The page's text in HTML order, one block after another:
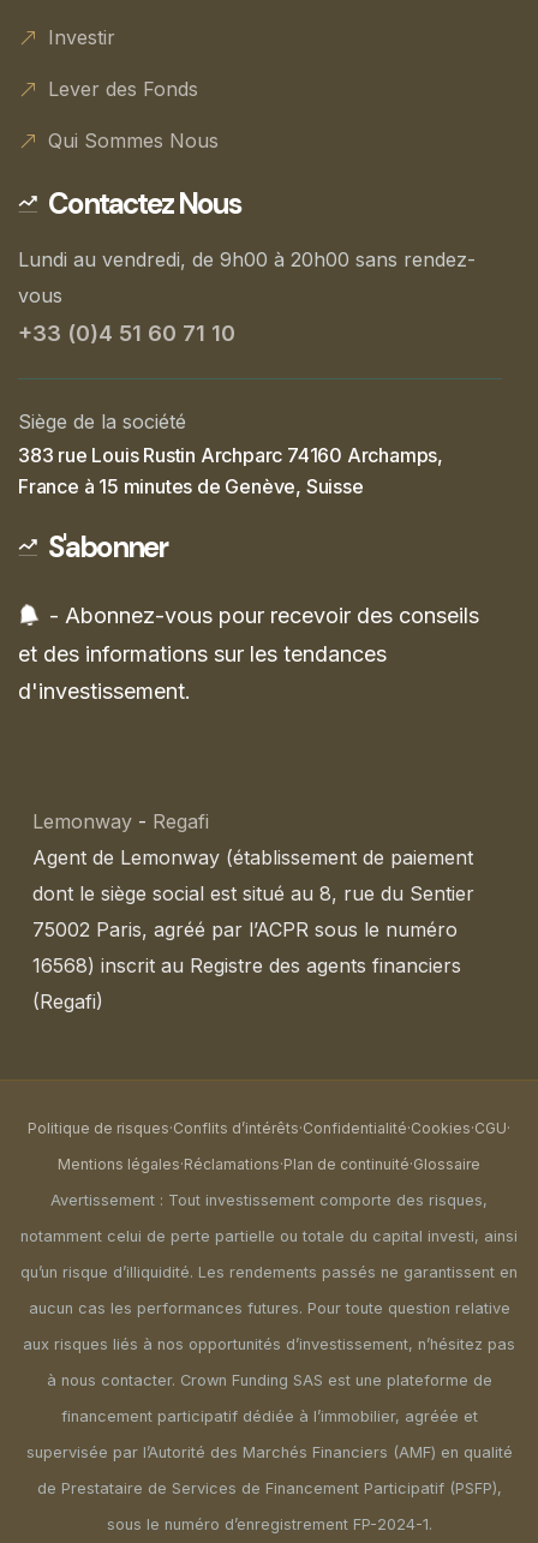
Investir
Lever des Fonds
Qui Sommes Nous
Contactez Nous
Lundi au vendredi, de 9h00 à 20h00 sans rendez-
vous
+33 (0)4 51 60 71 10
Siège de la société
383 rue Louis Rustin Archparc 74160 Archamps,
France à 15 minutes de Genève, Suisse
S'abonner
- Abonnez-vous pour recevoir des conseils
et des informations sur les tendances
d'investissement.
Lemonway - Regafi
Agent de Lemonway (établissement de paiement
dont le siège social est situé au 8, rue du Sentier
75002 Paris, agréé par l’ACPR sous le numéro
16568) inscrit au Registre des agents financiers
(Regafi)
Politique de risques·Conflits d’intérêts·Confidentialité·Cookies·CGU·
Mentions légales·Réclamations·Plan de continuité·Glossaire
Avertissement : Tout investissement comporte des risques,
notamment celui de perte partielle ou totale du capital investi, ainsi
qu’un risque d’illiquidité. Les rendements passés ne garantissent en
aucun cas les performances futures. Pour toute question relative
aux risques liés à nos opportunités d’investissement, n’hésitez pas
à nous contacter. Crown Funding SAS est une plateforme de
financement participatif dédiée à l’immobilier, agréée et
supervisée par l’Autorité des Marchés Financiers (AMF) en qualité
de Prestataire de Services de Financement Participatif (PSFP),
sous le numéro d’enregistrement FP-2024-1.